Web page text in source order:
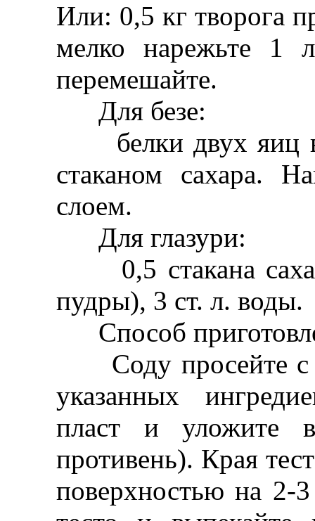
Или: 0,5 кг творога
мелко нарежьте 1
перемешайте.
Для безе:
белки двух яиц
стаканом сахара.
слоем.
Для глазури:
0,5 стакана
пудры), 3 ст. л. воды.
Способ
Соду просейте с
указанных
пласт и уложите
противень). Края
поверхностью на 2-